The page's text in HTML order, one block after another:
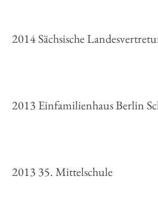
2014 Sächsische
2013 Einfamilienhaus Berlin
2013 35. Mittelschule